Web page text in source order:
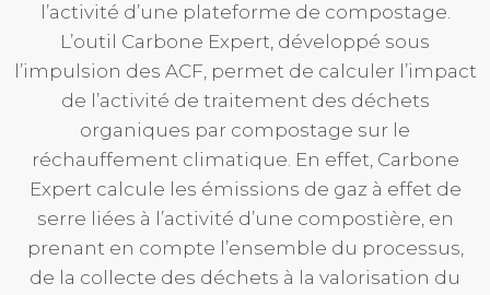
l’activité d’une plateforme de compostage.
L’outil Carbone Expert, développé sous
l’impulsion des ACF, permet de calculer l’impact
de l’activité de traitement des déchets
organiques par compostage sur le
réchauffement climatique. En effet, Carbone
Expert calcule les émissions de gaz à effet de
serre liées à l’activité d’une compostière, en
prenant en compte l’ensemble du processus,
de la collecte des déchets à la valorisation du